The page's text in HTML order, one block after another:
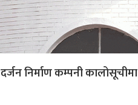
निर्माण कम्पनी कालोसूचीमा